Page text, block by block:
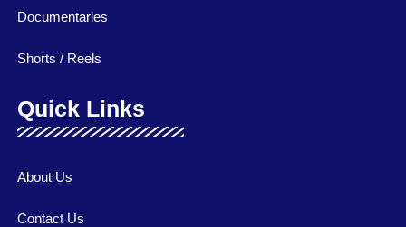
Documentaries
Shorts / Reels
Quick Links
About Us
Contact Us